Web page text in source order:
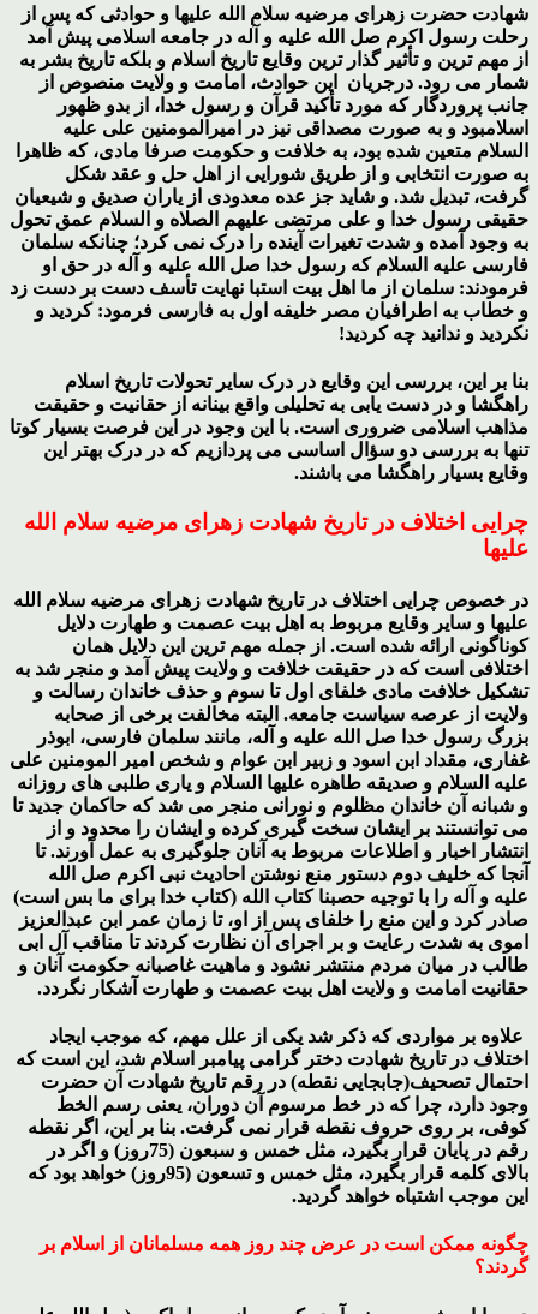
شهادت حضرت زهرای مرضیه سلام الله علیها و حوادثی که پس از
رحلت رسول اکرم صل الله علیه و آله در جامعه اسلامی پیش آمد
از مهم ترین و تأثیر گذار ترین وقایع تاریخ اسلام و بلکه تاریخ بشر به
شمار می رود. درجریان این حوادث، امامت و ولایت منصوص از
جانب پروردگار که مورد تأکید قرآن و رسول خدا، از بدو ظهور
اسلامبود و به صورت مصداقی نیز در امیرالمومنین علی علیه
السلام متعین شده بود، به خلافت و حکومت صرفا مادی، که ظاهرا
به صورت انتخابی و از طریق شورایی از اهل حل و عقد شکل
گرفت، تبدیل شد. و شاید جز عده معدودی از یاران صدیق و شیعیان
حقیقی رسول خدا و علی مرتضی علیهم الصلاه و السلام عمق تحول
به وجود آمده و شدت تغیرات آینده را درک نمی کرد؛ چنانکه سلمان
فارسی علیه السلام که رسول خدا صل الله علیه و آله در حق او
فرمودند: سلمان از ما اهل بیت استبا نهایت تأسف دست بر دست زد
و خطاب به اطرافیان مصر خلیفه اول به فارسی فرمود: کردید و
نکردید و ندانید چه کردید!
بنا بر این، بررسی این وقایع در درک سایر تحولات تاریخ اسلام
راهگشا و در دست یابی به تحلیلی واقع بینانه از حقانیت و حقیقت
مذاهب اسلامی ضروری است. با این وجود در این فرصت بسیار کوتا
تنها به بررسی دو سؤال اساسی می پردازیم که در درک بهتر این
وقایع بسیار راهگشا می باشند.
چرایی اختلاف در تاریخ شهادت زهرای مرضیه سلام الله
علیها
در خصوص چرایی اختلاف در تاریخ شهادت زهرای مرضیه سلام الله
علیها و سایر وقایع مربوط به اهل بیت عصمت و طهارت دلایل
کوناگونی ارائه شده است. از جمله مهم ترین این دلایل همان
اختلافی است که در حقیقت خلافت و ولایت پیش آمد و منجر شد به
تشکیل خلافت مادی خلفای اول تا سوم و حذف خاندان رسالت و
ولایت از عرصه سیاست جامعه. البته مخالفت برخی از صحابه
بزرگ رسول خدا صل الله علیه و آله، مانند سلمان فارسی، ابوذر
غفاری، مقداد ابن اسود و زبیر ابن عوام و شخص امیر المومنین علی
علیه السلام و صدیقه طاهره علیها السلام و یاری طلبی های روزانه
و شبانه آن خاندان مظلوم و نورانی منجر می شد که حاکمان جدید تا
می توانستند بر ایشان سخت گیری کرده و ایشان را محدود و از
انتشار اخبار و اطلاعات مربوط به آنان جلوگیری به عمل آورند. تا
آنجا که خلیف دوم دستور منع نوشتن احادیث نبی اکرم صل الله
علیه و آله را با توجیه حصبنا کتاب الله (کتاب خدا برای ما بس است)
صادر کرد و این منع را خلفای پس از او، تا زمان عمر ابن عبدالعزیز
اموی به شدت رعایت و بر اجرای آن نظارت کردند تا مناقب آل ابی
طالب در میان مردم منتشر نشود و ماهیت غاصبانه حکومت آنان و
حقانیت امامت و ولایت اهل بیت عصمت و طهارت آشکار نگردد.
علاوه بر مواردی که ذکر شد یکی از علل مهم، که موجب ایجاد
اختلاف در تاریخ شهادت دختر گرامی پیامبر اسلام شد، این است که
احتمال تصحیف(جابجایی نقطه) در رقم تاریخ شهادت آن حضرت
وجود دارد، چرا که در خط مرسوم آن دوران، یعنی رسم الخط
کوفی، بر روی حروف نقطه قرار نمی گرفت. بنا بر این، اگر نقطه
رقم در پایان قرار بگیرد، مثل خمس و سبعون (75روز) و اگر در
بالای کلمه قرار بگیرد، مثل خمس و تسعون (95روز) خواهد بود که
این موجب اشتباه خواهد گردید.
چگونه ممکن است در عرض چند روز همه مسلمانان از اسلام بر
گردند؟